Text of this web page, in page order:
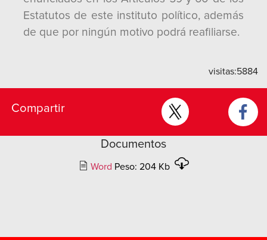
Estatutos de este instituto político, además
de que por ningún motivo podrá reafiliarse.
visitas:5884
Compartir
Documentos
Word Peso: 204 Kb